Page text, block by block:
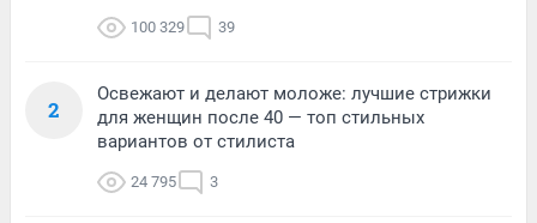
100 329 39
2
Освежают и делают моложе: лучшие стрижки
для женщин после 40 — топ стильных
вариантов от стилиста
24 795 3